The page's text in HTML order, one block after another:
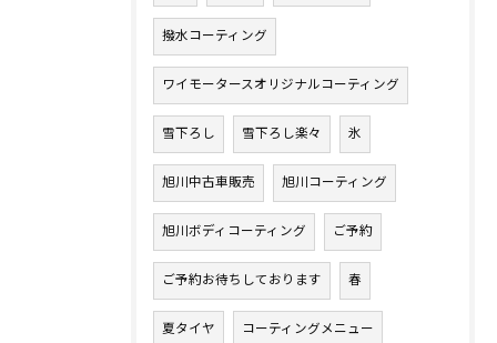
撥水コーティング
ワイモータースオリジナルコーティング
雪下ろし 雪下ろし楽々 氷
旭川中古車販売 旭川コーティング
旭川ボディコーティング ご予約
ご予約お待ちしております 春
夏タイヤ コーティングメニュー